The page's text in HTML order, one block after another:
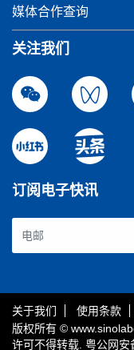
媒体合作查询
关注我们
订阅电子快讯
关于我们 使用条款
版权所有 ©
许可不得转载. 粤公网安